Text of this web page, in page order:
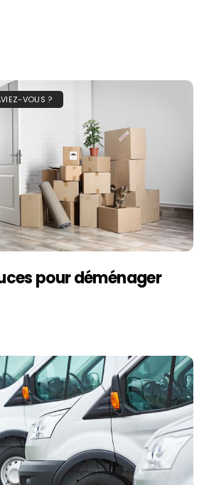
VOUS ?
pour déménager